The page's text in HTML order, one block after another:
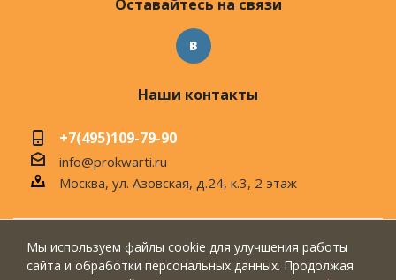
Оставайтесь на связи
Наши контакты
+7(495)109-79-90
info@prokwarti.ru
Москва, ул. Азовская, д.24, к.3, 2 этаж
© 2026 Магазин современного интерьера
Мы используем файлы cookie для улучшения работы
сайта и обработки персональных данных. Продолжая